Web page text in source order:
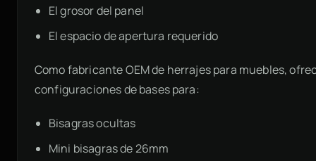
El grosor del panel
El espacio de apertura requerido
Como fabricante OEM de herrajes para muebles,
configuraciones de bases para:
Bisagras ocultas
Mini bisagras de 26mm